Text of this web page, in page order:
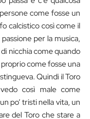
come fosse un
calcistico così come il
per la musica,
nicchia come quando
come fosse una
Quindi il Toro
così male come
po’ tristi nella vita, un
del Toro che stare a